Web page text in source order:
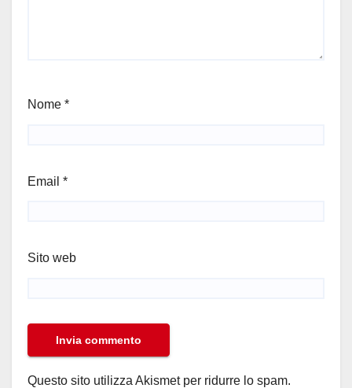
Nome *
Email *
Sito web
Questo sito utilizza Akismet per ridurre lo spam.